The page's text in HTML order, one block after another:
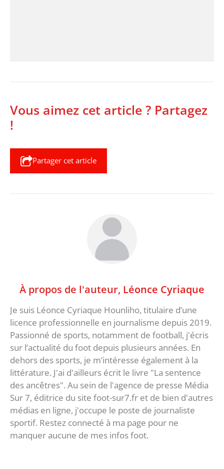
Vous aimez cet article ? Partagez
!
Partager cet article
À propos de l'auteur, Léonce Cyriaque
Je suis Léonce Cyriaque Hounliho, titulaire d’une
licence professionnelle en journalisme depuis 2019.
Passionné de sports, notamment de football, j'écris
sur l’actualité du foot depuis plusieurs années. En
dehors des sports, je m’intéresse également à la
littérature. J'ai d'ailleurs écrit le livre "La sentence
des ancêtres". Au sein de l'agence de presse Média
Sur 7, éditrice du site foot-sur7.fr et de bien d'autres
médias en ligne, j'occupe le poste de journaliste
sportif. Restez connecté à ma page pour ne
manquer aucune de mes infos foot.